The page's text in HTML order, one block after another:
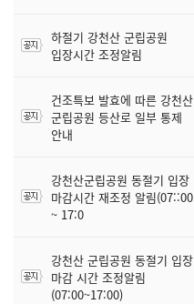
하절기 강천산 군립공원
입장시간 조정알림
건조특보 발효에 따른 강천산
군립공원 등산로 일부 통제
안내
강천산군립공원 동절기 입장
마감시간 재조정 알림(07::00
~ 17:0
강천산 군립공원 동절기 입장
마감 시간 조정알림
(07:00~17:00)